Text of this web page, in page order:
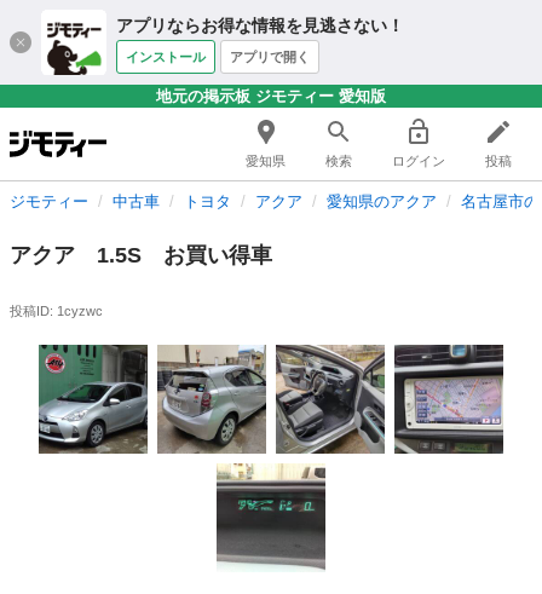
アプリならお得な情報を見逃さない！
インストール アプリで開く
地元の掲示板 ジモティー 愛知版
愛知県 検索 ログイン 投稿
ジモティー 中古車 トヨタ アクア 愛知県のアクア 名古屋市
アクア 1.5S お買い得車
投稿ID: 1cyzwc